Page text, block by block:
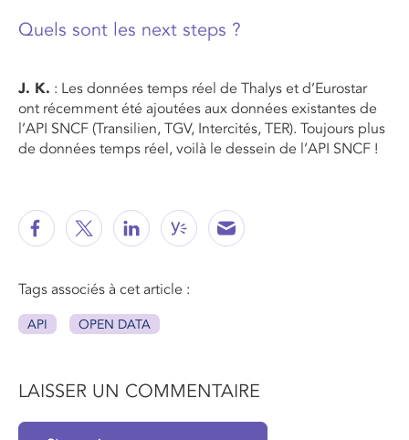
Quels sont les next steps ?
J. K. : Les données temps réel de Thalys et d’Eurostar
ont récemment été ajoutées aux données existantes de
l’API SNCF (Transilien, TGV, Intercités, TER). Toujours plus
de données temps réel, voilà le dessein de l’API SNCF !
Tags associés à cet article :
API OPEN DATA
LAISSER UN COMMENTAIRE